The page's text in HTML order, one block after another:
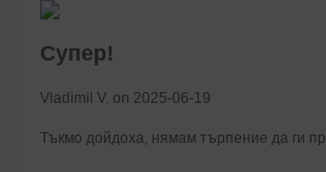
Супер!
Vladimil V. on 2025-06-19
Тъкмо дойдоха, нямам търпение да ги